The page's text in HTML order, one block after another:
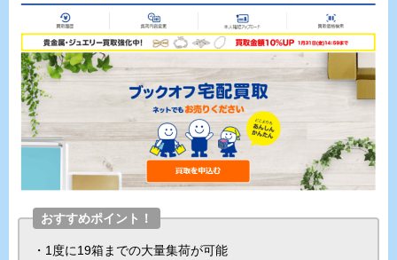
おすすめポイント！
・1度に19箱までの大量集荷が可能